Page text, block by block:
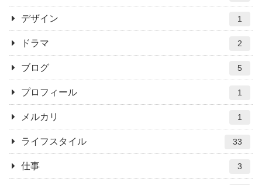
デザイン 1
ドラマ 2
ブログ 5
プロフィール 1
メルカリ 1
ライフスタイル 33
仕事 3